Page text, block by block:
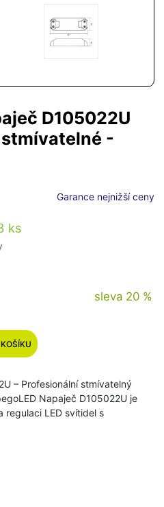
D105022U
-
Garance nejnižší ceny
ks
sleva 20 %
– Profesionální stmívatelný
Napaječ D105022U je
regulaci LED svítidel s